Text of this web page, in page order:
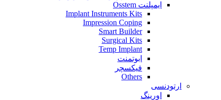
ایمپلنت Osstem
Implant Instruments Kits
Impression Coping
Smart Builder
Surgical Kits
Temp Implant
ابوتمنت
فیکسچر
Others
ارتودنسی
اورینگ